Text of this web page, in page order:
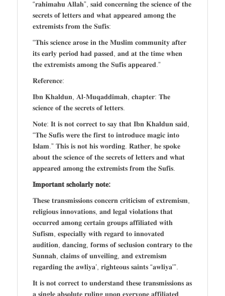
“𝐫𝐚𝐡𝐢𝐦𝐚𝐡𝐮 𝐀𝐥𝐥𝐚𝐡”, 𝐬𝐚𝐢𝐝 𝐜𝐨𝐧𝐜𝐞𝐫𝐧𝐢𝐧𝐠 𝐭𝐡𝐞 𝐬𝐜𝐢𝐞𝐧𝐜𝐞 𝐨𝐟 𝐭𝐡𝐞
𝐬𝐞𝐜𝐫𝐞𝐭𝐬 𝐨𝐟 𝐥𝐞𝐭𝐭𝐞𝐫𝐬 𝐚𝐧𝐝 𝐰𝐡𝐚𝐭 𝐚𝐩𝐩𝐞𝐚𝐫𝐞𝐝 𝐚𝐦𝐨𝐧𝐠 𝐭𝐡𝐞
𝐞𝐱𝐭𝐫𝐞𝐦𝐢𝐬𝐭𝐬 𝐟𝐫𝐨𝐦 𝐭𝐡𝐞 𝐒𝐮𝐟𝐢𝐬:
“𝐓𝐡𝐢𝐬 𝐬𝐜𝐢𝐞𝐧𝐜𝐞 𝐚𝐫𝐨𝐬𝐞 𝐢𝐧 𝐭𝐡𝐞 𝐌𝐮𝐬𝐥𝐢𝐦 𝐜𝐨𝐦𝐦𝐮𝐧𝐢𝐭𝐲 𝐚𝐟𝐭𝐞𝐫
𝐢𝐭𝐬 𝐞𝐚𝐫𝐥𝐲 𝐩𝐞𝐫𝐢𝐨𝐝 𝐡𝐚𝐝 𝐩𝐚𝐬𝐬𝐞𝐝, 𝐚𝐧𝐝 𝐚𝐭 𝐭𝐡𝐞 𝐭𝐢𝐦𝐞 𝐰𝐡𝐞𝐧
𝐭𝐡𝐞 𝐞𝐱𝐭𝐫𝐞𝐦𝐢𝐬𝐭𝐬 𝐚𝐦𝐨𝐧𝐠 𝐭𝐡𝐞 𝐒𝐮𝐟𝐢𝐬 𝐚𝐩𝐩𝐞𝐚𝐫𝐞𝐝.”
𝐑𝐞𝐟𝐞𝐫𝐞𝐧𝐜𝐞:
𝐈𝐛𝐧 𝐊𝐡𝐚𝐥𝐝𝐮𝐧, 𝐀𝐥-𝐌𝐮𝐪𝐚𝐝𝐝𝐢𝐦𝐚𝐡, 𝐜𝐡𝐚𝐩𝐭𝐞𝐫: 𝐓𝐡𝐞
𝐬𝐜𝐢𝐞𝐧𝐜𝐞 𝐨𝐟 𝐭𝐡𝐞 𝐬𝐞𝐜𝐫𝐞𝐭𝐬 𝐨𝐟 𝐥𝐞𝐭𝐭𝐞𝐫𝐬.
𝐍𝐨𝐭𝐞: 𝐈𝐭 𝐢𝐬 𝐧𝐨𝐭 𝐜𝐨𝐫𝐫𝐞𝐜𝐭 𝐭𝐨 𝐬𝐚𝐲 𝐭𝐡𝐚𝐭 𝐈𝐛𝐧 𝐊𝐡𝐚𝐥𝐝𝐮𝐧 𝐬𝐚𝐢𝐝,
“𝐓𝐡𝐞 𝐒𝐮𝐟𝐢𝐬 𝐰𝐞𝐫𝐞 𝐭𝐡𝐞 𝐟𝐢𝐫𝐬𝐭 𝐭𝐨 𝐢𝐧𝐭𝐫𝐨𝐝𝐮𝐜𝐞 𝐦𝐚𝐠𝐢𝐜 𝐢𝐧𝐭𝐨
𝐈𝐬𝐥𝐚𝐦.” 𝐓𝐡𝐢𝐬 𝐢𝐬 𝐧𝐨𝐭 𝐡𝐢𝐬 𝐰𝐨𝐫𝐝𝐢𝐧𝐠. 𝐑𝐚𝐭𝐡𝐞𝐫, 𝐡𝐞 𝐬𝐩𝐨𝐤𝐞
𝐚𝐛𝐨𝐮𝐭 𝐭𝐡𝐞 𝐬𝐜𝐢𝐞𝐧𝐜𝐞 𝐨𝐟 𝐭𝐡𝐞 𝐬𝐞𝐜𝐫𝐞𝐭𝐬 𝐨𝐟 𝐥𝐞𝐭𝐭𝐞𝐫𝐬 𝐚𝐧𝐝 𝐰𝐡𝐚𝐭
𝐚𝐩𝐩𝐞𝐚𝐫𝐞𝐝 𝐚𝐦𝐨𝐧𝐠 𝐭𝐡𝐞 𝐞𝐱𝐭𝐫𝐞𝐦𝐢𝐬𝐭𝐬 𝐟𝐫𝐨𝐦 𝐭𝐡𝐞 𝐒𝐮𝐟𝐢𝐬.
𝐈𝐦𝐩𝐨𝐫𝐭𝐚𝐧𝐭 𝐬𝐜𝐡𝐨𝐥𝐚𝐫𝐥𝐲 𝐧𝐨𝐭𝐞:
𝐓𝐡𝐞𝐬𝐞 𝐭𝐫𝐚𝐧𝐬𝐦𝐢𝐬𝐬𝐢𝐨𝐧𝐬 𝐜𝐨𝐧𝐜𝐞𝐫𝐧 𝐜𝐫𝐢𝐭𝐢𝐜𝐢𝐬𝐦 𝐨𝐟 𝐞𝐱𝐭𝐫𝐞𝐦𝐢𝐬𝐦,
𝐫𝐞𝐥𝐢𝐠𝐢𝐨𝐮𝐬 𝐢𝐧𝐧𝐨𝐯𝐚𝐭𝐢𝐨𝐧𝐬, 𝐚𝐧𝐝 𝐥𝐞𝐠𝐚𝐥 𝐯𝐢𝐨𝐥𝐚𝐭𝐢𝐨𝐧𝐬 𝐭𝐡𝐚𝐭
𝐨𝐜𝐜𝐮𝐫𝐫𝐞𝐝 𝐚𝐦𝐨𝐧𝐠 𝐜𝐞𝐫𝐭𝐚𝐢𝐧 𝐠𝐫𝐨𝐮𝐩𝐬 𝐚𝐟𝐟𝐢𝐥𝐢𝐚𝐭𝐞𝐝 𝐰𝐢𝐭𝐡
𝐒𝐮𝐟𝐢𝐬𝐦, 𝐞𝐬𝐩𝐞𝐜𝐢𝐚𝐥𝐥𝐲 𝐰𝐢𝐭𝐡 𝐫𝐞𝐠𝐚𝐫𝐝 𝐭𝐨 𝐢𝐧𝐧𝐨𝐯𝐚𝐭𝐞𝐝
𝐚𝐮𝐝𝐢𝐭𝐢𝐨𝐧, 𝐝𝐚𝐧𝐜𝐢𝐧𝐠, 𝐟𝐨𝐫𝐦𝐬 𝐨𝐟 𝐬𝐞𝐜𝐥𝐮𝐬𝐢𝐨𝐧 𝐜𝐨𝐧𝐭𝐫𝐚𝐫𝐲 𝐭𝐨 𝐭𝐡𝐞
𝐒𝐮𝐧𝐧𝐚𝐡, 𝐜𝐥𝐚𝐢𝐦𝐬 𝐨𝐟 𝐮𝐧𝐯𝐞𝐢𝐥𝐢𝐧𝐠, 𝐚𝐧𝐝 𝐞𝐱𝐭𝐫𝐞𝐦𝐢𝐬𝐦
𝐫𝐞𝐠𝐚𝐫𝐝𝐢𝐧𝐠 𝐭𝐡𝐞 𝐚𝐰𝐥𝐢𝐲𝐚’, 𝐫𝐢𝐠𝐡𝐭𝐞𝐨𝐮𝐬 𝐬𝐚𝐢𝐧𝐭𝐬 “𝐚𝐰𝐥𝐢𝐲𝐚'”.
𝐈𝐭 𝐢𝐬 𝐧𝐨𝐭 𝐜𝐨𝐫𝐫𝐞𝐜𝐭 𝐭𝐨 𝐮𝐧𝐝𝐞𝐫𝐬𝐭𝐚𝐧𝐝 𝐭𝐡𝐞𝐬𝐞 𝐭𝐫𝐚𝐧𝐬𝐦𝐢𝐬𝐬𝐢𝐨𝐧𝐬 𝐚𝐬
𝐚 𝐬𝐢𝐧𝐠𝐥𝐞 𝐚𝐛𝐬𝐨𝐥𝐮𝐭𝐞 𝐫𝐮𝐥𝐢𝐧𝐠 𝐮𝐩𝐨𝐧 𝐞𝐯𝐞𝐫𝐲𝐨𝐧𝐞 𝐚𝐟𝐟𝐢𝐥𝐢𝐚𝐭𝐞𝐝